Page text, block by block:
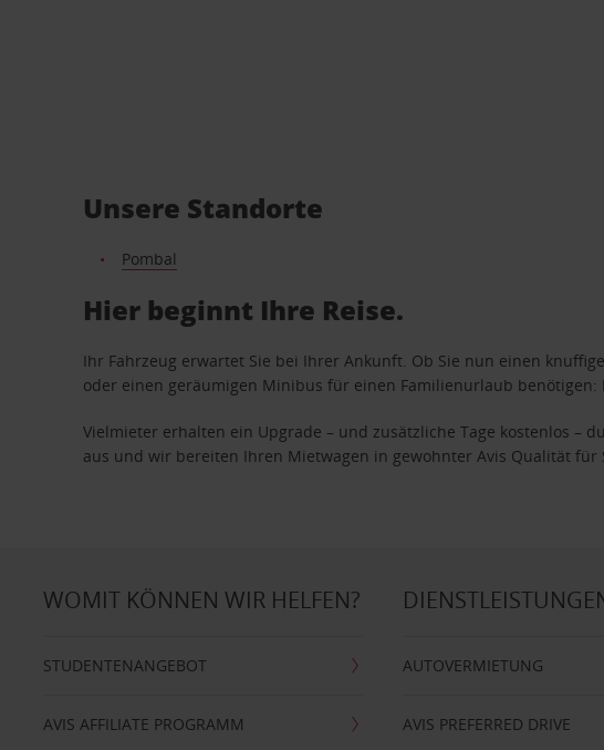
Unsere Standorte
Pombal
Hier beginnt Ihre Reise.
Ihr Fahrzeug erwartet Sie bei Ihrer Ankunft. Ob Sie nun einen
oder einen geräumigen Minibus für einen Familienurlaub benötigen:
Vielmieter erhalten ein Upgrade – und zusätzliche Tage kostenlos –
aus und wir bereiten Ihren Mietwagen in gewohnter Avis Qualität für
WOMIT KÖNNEN WIR HELFEN?
STUDENTENANGEBOT
AVIS AFFILIATE PROGRAMM
AUTOVERMIETUNG
AVIS PREFERRED DRIVE